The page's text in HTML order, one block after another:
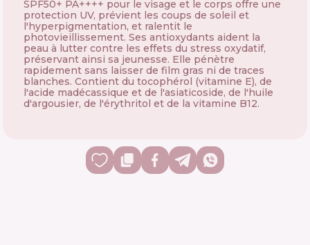
SPF50+ PA++++ pour le visage et le corps offre une
protection UV, prévient les coups de soleil et
l'hyperpigmentation, et ralentit le
photovieillissement. Ses antioxydants aident la
peau à lutter contre les effets du stress oxydatif,
préservant ainsi sa jeunesse. Elle pénètre
rapidement sans laisser de film gras ni de traces
blanches. Contient du tocophérol (vitamine E), de
l'acide madécassique et de l'asiaticoside, de l'huile
d'argousier, de l'érythritol et de la vitamine B12.